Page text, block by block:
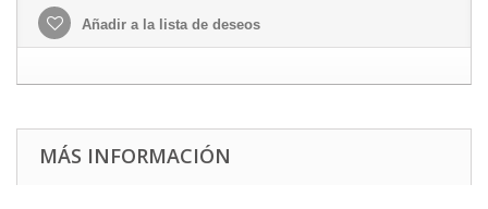
Añadir a la lista de deseos
MÁS INFORMACIÓN